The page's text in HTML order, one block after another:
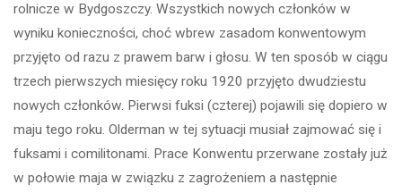
rolnicze w Bydgoszczy. Wszystkich nowych członków w
wyniku konieczności, choć wbrew zasadom konwentowym
przyjęto od razu z prawem barw i głosu. W ten sposób w ciągu
trzech pierwszych miesięcy roku 1920 przyjęto dwudziestu
nowych członków. Pierwsi fuksi (czterej) pojawili się dopiero w
maju tego roku. Olderman w tej sytuacji musiał zajmować się i
fuksami i comilitonami. Prace Konwentu przerwane zostały już
w połowie maja w związku z zagrożeniem a następnie